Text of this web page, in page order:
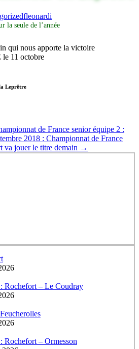
fleonardi
la seule de l’année
qui nous apporte la victoire
11 octobre
Leprêtre
de France senior équipe 2 :
2018 : Championnat de France
va jouer le titre demain →
Rochefort – Le Coudray
Rochefort – Ormesson